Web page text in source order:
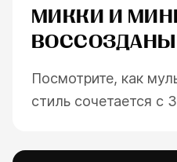
ESC
МИККИ И
ВОССОЗДАНЫ
Посмотрите, как
стиль сочетается с